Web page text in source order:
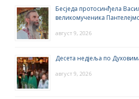
Бесједа протосинђела
великомученика
август 9, 2026
Десета недјеља по
август 9, 2026